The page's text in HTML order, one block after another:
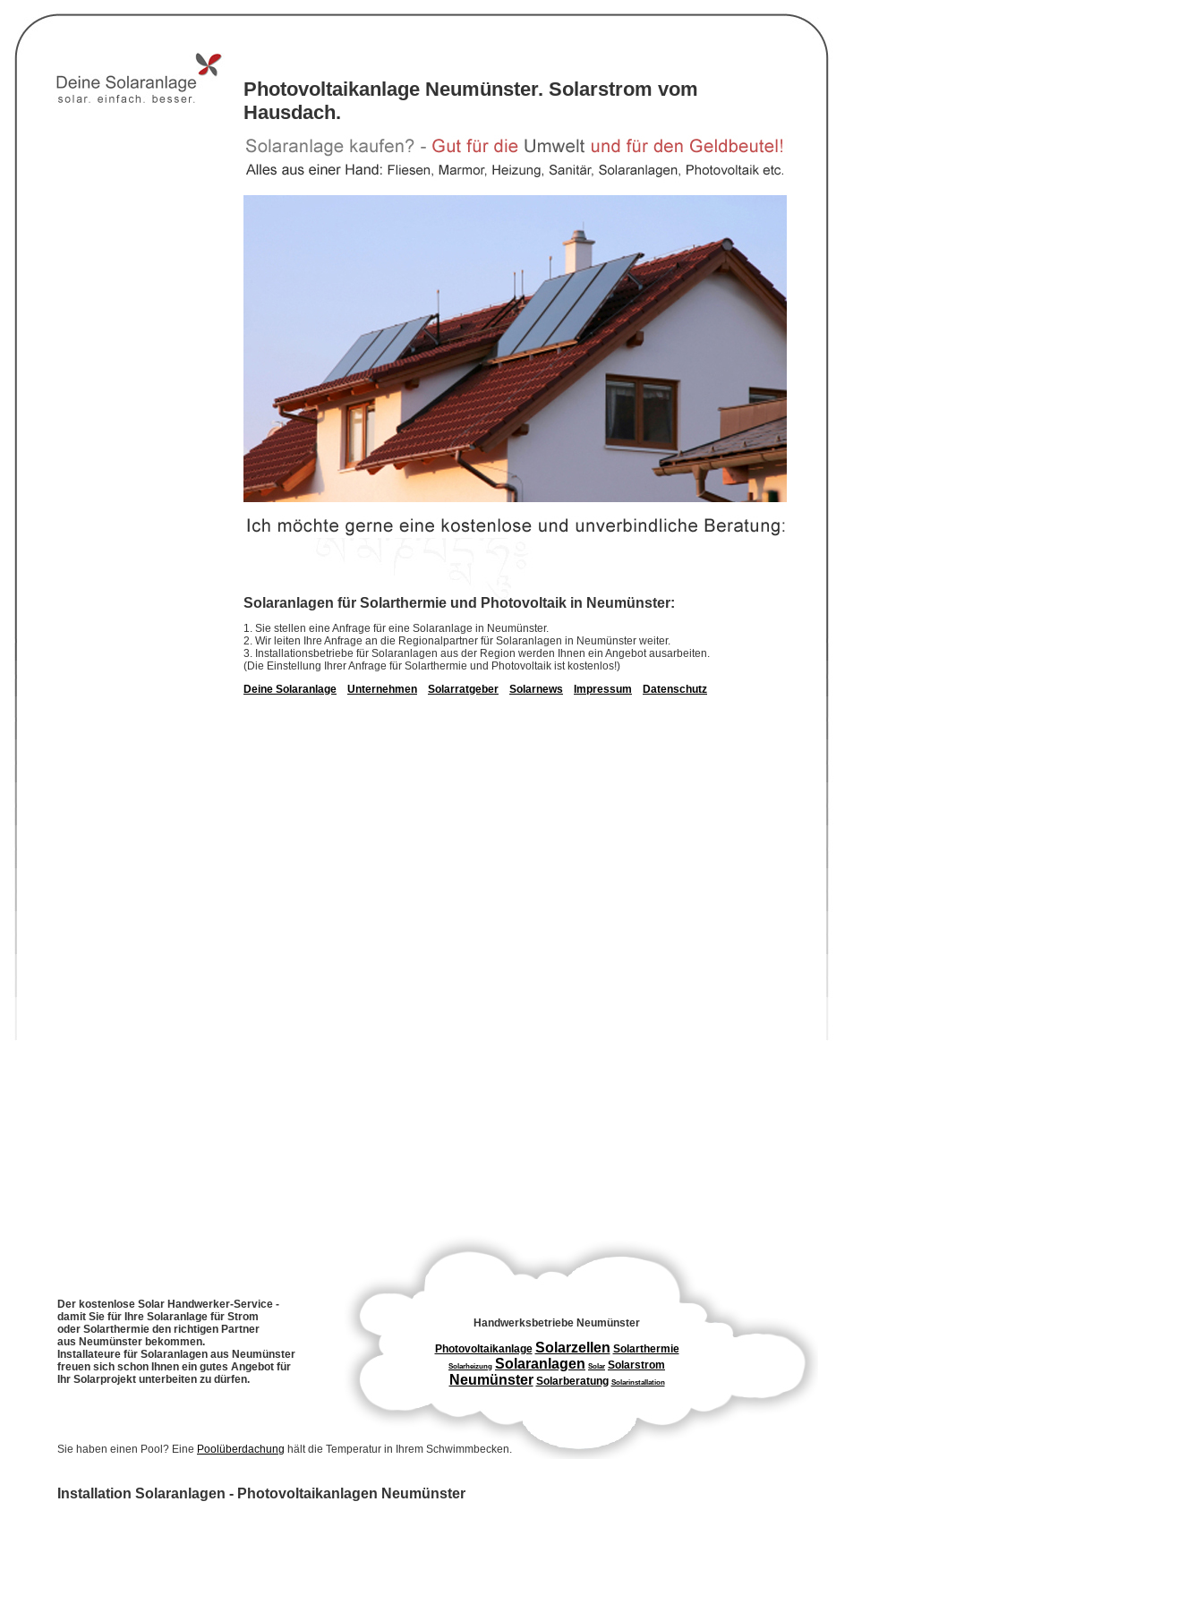
Photovoltaikanlage Neumünster. Solarstrom vom
Hausdach.
Solaranlagen für Solarthermie und Photovoltaik in Neumünster:
1. Sie stellen eine Anfrage für eine Solaranlage in Neumünster.
2. Wir leiten Ihre Anfrage an die Regionalpartner für Solaranlagen in Neumünster weiter.
3. Installationsbetriebe für Solaranlagen aus der Region werden Ihnen ein Angebot ausarbeiten.
(Die Einstellung Ihrer Anfrage für Solarthermie und Photovoltaik ist kostenlos!)
Deine Solaranlage
Unternehmen Solarratgeber Solarnews Impressum Datenschutz
Der kostenlose Solar Handwerker-Service -
damit Sie für Ihre Solaranlage für Strom
oder Solarthermie den richtigen Partner
aus Neumünster bekommen.
Installateure für Solaranlagen aus Neumünster
freuen sich schon Ihnen ein gutes Angebot für
Ihr Solarprojekt unterbeiten zu dürfen.
Handwerksbetriebe Neumünster
Photovoltaikanlage Solarzellen Solarthermie
Solarheizung Solaranlagen Solar Solarstrom
Neumünster Solarberatung Solarinstallation
Sie haben einen Pool? Eine Poolüberdachung hält die Temperatur in Ihrem Schwimmbecken.
Installation Solaranlagen - Photovoltaikanlagen Neumünster